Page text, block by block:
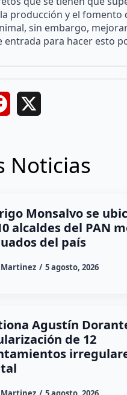
producción y el fomento
sin embargo,
entrada para hacer esto
Facebook
Noticias
Monsalvo se
alcaldes del PAN
del país
5 agosto, 2026
Agustín
de 12